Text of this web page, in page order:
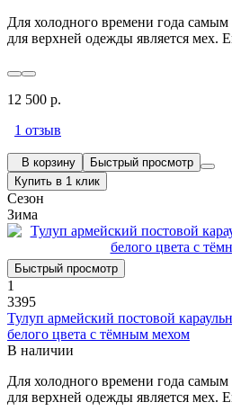
Для холодного времени года
для верхней одежды является мех.
12 500 р.
1 отзыв
В корзину
Быстрый просмотр
Купить в 1 клик
Сезон
Зима
Быстрый просмотр
1
3395
Тулуп армейский постовой
белого цвета с тёмным мехом
В наличии
Для холодного времени года
для верхней одежды является мех.